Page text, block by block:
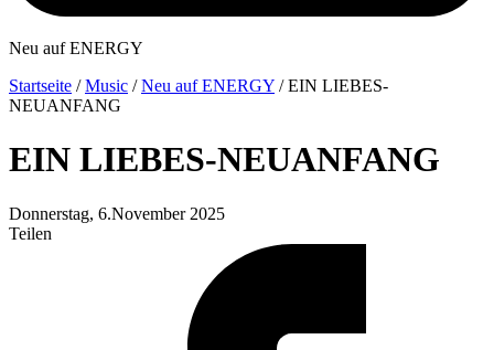
Neu auf ENERGY
Startseite /Music /Neu auf ENERGY /EIN LIEBES-
NEUANFANG
EIN LIEBES-NEUANFANG
Donnerstag, 6.November 2025
Teilen